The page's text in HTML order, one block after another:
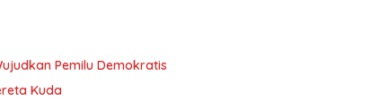
Pemilu Demokratis
Kuda